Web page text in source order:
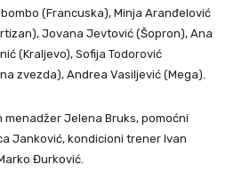
(Francuska), Minja Aranđelović
Jovana Jevtović (Šopron), Ana
(Kraljevo), Sofija Todorović
zvezda), Andrea Vasiljević (Mega).
menadžer Jelena Bruks, pomoćni
Janković, kondicioni trener Ivan
Đurković.